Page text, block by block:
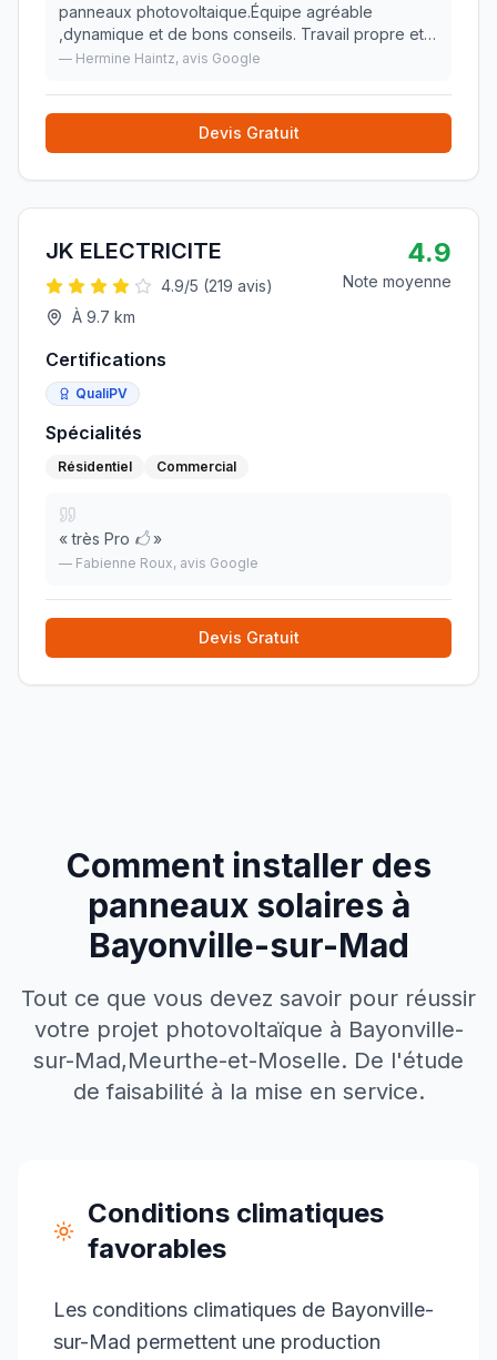
panneaux photovoltaique.Équipe agréable
,dynamique et de bons conseils. Travail propre et
soigner .Je recommande cette entreprise pour
— Hermine Haintz, avis Google
Devis Gratuit
JK ELECTRICITE
4.9/5 (219 avis)
À 9.7 km
4.9
Note moyenne
Certifications
QualiPV
Spécialités
Résidentiel Commercial
«très Pro 🖒»
— Fabienne Roux, avis Google
Devis Gratuit
Comment installer des
panneaux solaires à
Bayonville-sur-Mad
Tout ce que vous devez savoir pour réussir
votre projet photovoltaïque à Bayonville-
sur-Mad,Meurthe-et-Moselle. De l'étude
de faisabilité à la mise en service.
Conditions climatiques
favorables
Les conditions climatiques de Bayonville-
sur-Mad permettent une production